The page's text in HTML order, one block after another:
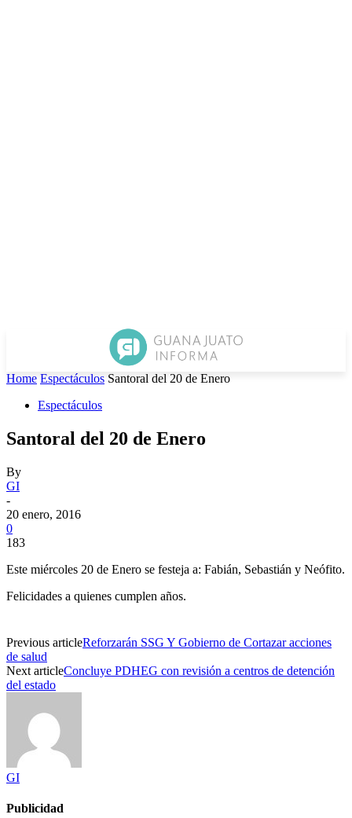
Home Espectáculos Santoral del 20 de Enero
Espectáculos
Santoral del 20 de Enero
By
GI
-
20 enero, 2016
0
183
Este miércoles 20 de Enero se festeja a: Fabián, Sebastián y Neófito.
Felicidades a quienes cumplen años.
Previous articleReforzarán SSG Y Gobierno de Cortazar acciones
de salud
Next articleConcluye PDHEG con revisión a centros de detención
del estado
GI
Publicidad